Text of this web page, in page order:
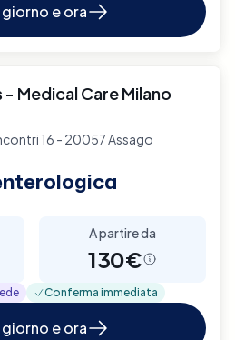
e ora
- Medical Care Milano
16 - 20057 Assago
A partire da
130€
Conferma immediata
e ora